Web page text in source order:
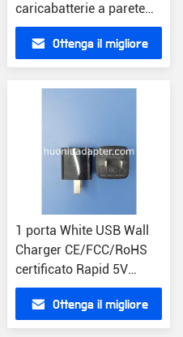
caricabatterie a parete
leggero 2,4 once 100-
240V Voltaggio di
ingresso
Ottenga il migliore
1 porta White USB Wall
Charger CE/FCC/RoHS
certificato Rapid 5V
Output Voltage 2,4 once
Ottenga il migliore